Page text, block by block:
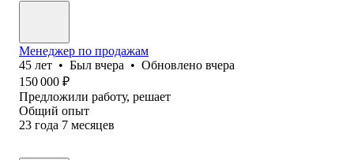
Менеджер по продажам
45 лет • Был вчера • Обновлено вчера
150 000 ₽
Предложили работу, решает
Общий опыт
23 года 7 месяцев